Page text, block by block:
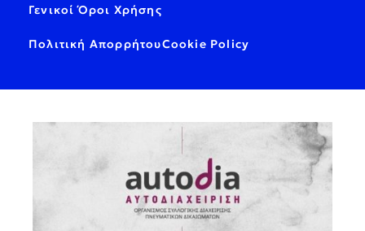
Γενικοί Όροι Χρήσης
Πολιτική ΑπορρήτουCookie Policy